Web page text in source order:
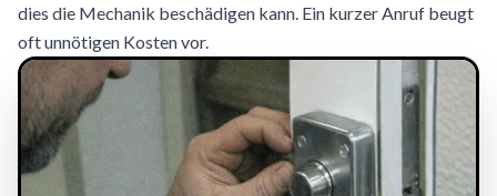
dies die Mechanik beschädigen kann. Ein kurzer Anruf beugt
oft unnötigen Kosten vor.